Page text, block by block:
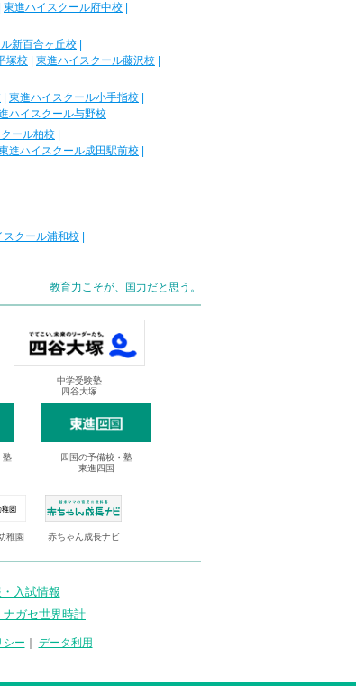
東進ハイスクール府中校
新百合ヶ丘校
塚校 東進ハイスクール藤沢校
東進ハイスクール小手指校
ハイスクール与野校
ール柏校
進ハイスクール成田駅前校
スクール浦和校
教育力こそが、国力だと思う。
中学受験塾
四谷大塚
塾
四国の予備校・塾
東進四国
稚園 赤ちゃん成長ナビ
入試情報
ガセ世界時計
シー データ利用